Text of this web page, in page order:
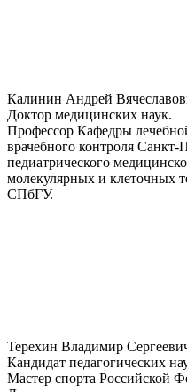
Калинин Андрей
Доктор медицинских наук.
Профессор Кафедры
врачебного контроля Санкт-
педиатрического
молекулярных и клеточных
СПбГУ.
Терехин Владимир
Кандидат педагогических
Мастер спорта Российской